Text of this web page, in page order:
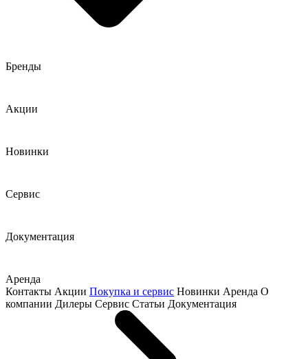
Бренды
Акции
Новинки
Сервис
Документация
Аренда
Контакты Акции Покупка и сервис Новинки Аренда О
компании Дилеры Сервис Статьи Документация